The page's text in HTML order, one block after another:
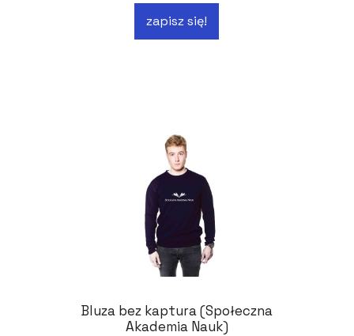
zapisz się!
Bluza bez kaptura (Społeczna
Akademia Nauk)